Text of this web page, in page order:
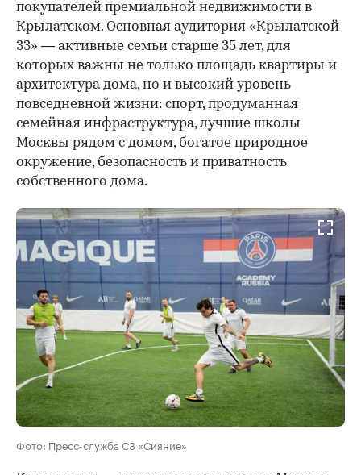
покупателей премиальной недвижимости в
Крылатском. Основная аудитория «Крылатской
33» — активные семьи старше 35 лет, для
которых важны не только площадь квартиры и
архитектура дома, но и высокий уровень
повседневной жизни: спорт, продуманная
семейная инфраструктура, лучшие школы
Москвы рядом с домом, богатое природное
окружение, безопасность и приватность
собственного дома.
Фото: Пресс-служба СЗ «Сияние»